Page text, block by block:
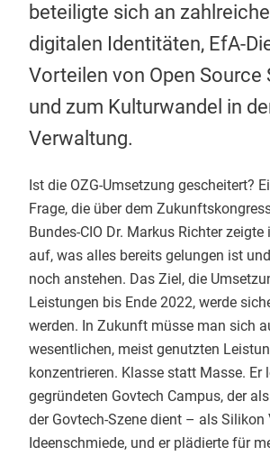
beteiligte sich an
digitalen Identitäten, EfA-
Vorteilen von Open Source
und zum Kulturwandel in
Verwaltung.
Ist die OZG-Umsetzung gescheitert?
Frage, die über dem
Bundes-CIO Dr. Markus Richter zeigte
auf, was alles bereits gelungen ist
noch anstehen. Das Ziel, die
Leistungen bis Ende 2022, werde
werden. In Zukunft müsse man sich
wesentlichen, meist genutzten
konzentrieren. Klasse statt Masse. Er
gegründeten Govtech Campus, der
der Govtech-Szene dient – als Silikon
Ideenschmiede, und er plädierte für